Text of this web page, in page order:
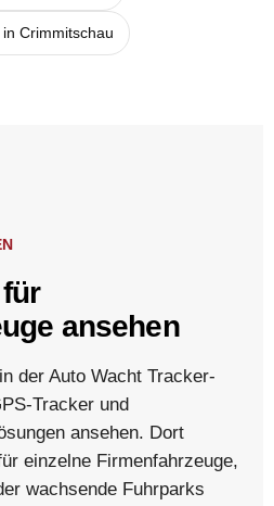
Crimmitschau
ansehen
der Auto Wacht Tracker-
Tracker und
ansehen. Dort
einzelne Firmenfahrzeuge,
wachsende Fuhrparks